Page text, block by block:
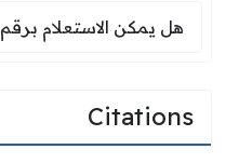
هل يمكن الاستعلام
هل يمكن الاستعلام
Citations